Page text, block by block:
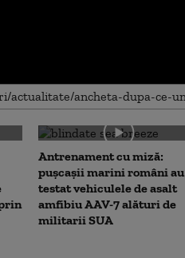
Antrenament cu miză:
pușcașii marini români au
testat vehiculele de asalt
amfibiu AAV-7 alături de
militarii SUA